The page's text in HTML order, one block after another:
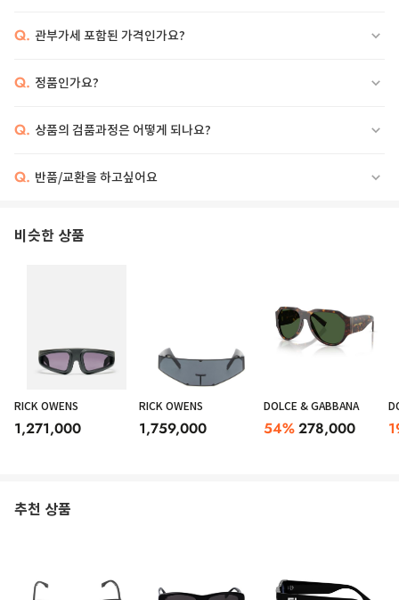
Q. 관부가세 포함된 가격인가요?
Q. 정품인가요?
Q. 상품의 검품과정은 어떻게 되나요?
Q. 반품/교환을 하고싶어요
비슷한 상품
RICK OWENS
1,271,000
RICK OWENS
1,759,000
DOLCE & GABBANA
54%278,000
추천 상품